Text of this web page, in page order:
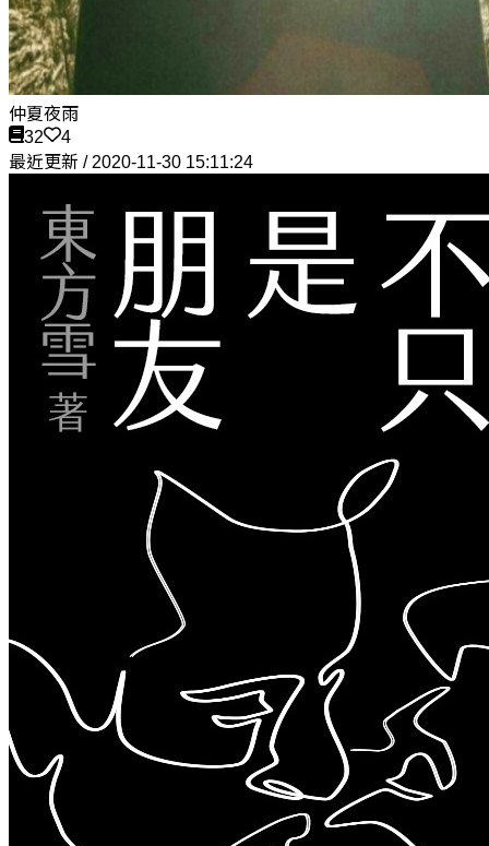
仲夏夜雨
32
4
最近更新 / 2020-11-30 15:11:24